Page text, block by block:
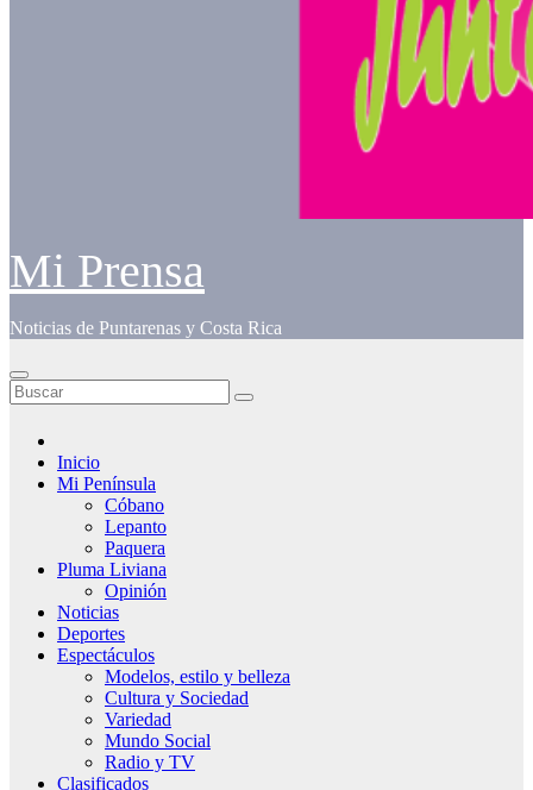
Mi Prensa
Noticias de Puntarenas y Costa Rica
Inicio
Mi Península
Cóbano
Lepanto
Paquera
Pluma Liviana
Opinión
Noticias
Deportes
Espectáculos
Modelos, estilo y belleza
Cultura y Sociedad
Variedad
Mundo Social
Radio y TV
Clasificados